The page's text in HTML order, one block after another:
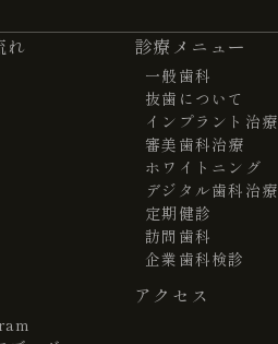
れ 診療メニュー
一般歯科
抜歯について
インプラント治療
審美歯科治療
ホワイトニング
デジタル歯科治療
定期健診
訪問歯科
企業歯科検診
アクセス